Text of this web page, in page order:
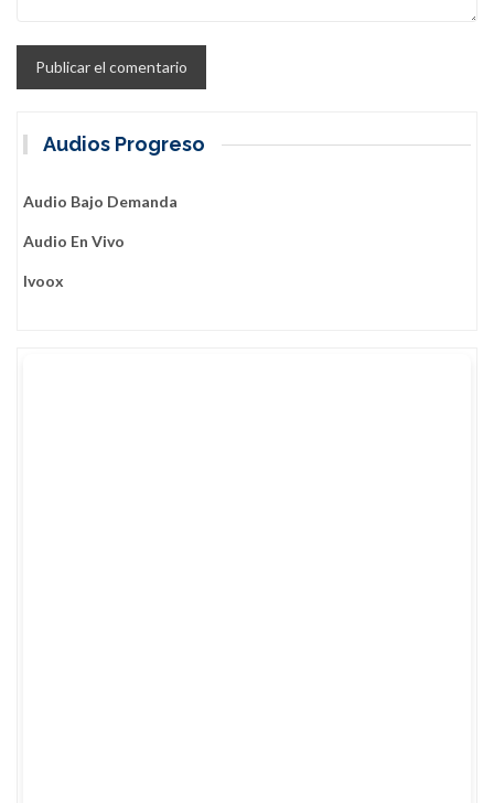
Audios Progreso
Audio Bajo Demanda
Audio En Vivo
Ivoox